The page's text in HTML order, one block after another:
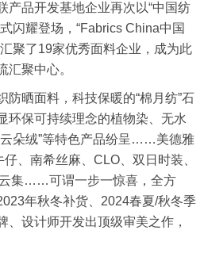
产品开发基地企业再次以“中国纺
闪耀登场，“Fabrics China中国
聚了19家优秀面料企业，成为此
汇聚中心。
晒面料，科技保暖的“棉月纺”石
环保可持续理念的植物染、无水
朵绒”等特色产品纷呈……美德雅
、南希丝麻、CLO、双日时装、
集……可谓一步一惊喜，全方
年秋冬补货、2024春夏/秋冬季
、设计师开发出顶级审美之作，